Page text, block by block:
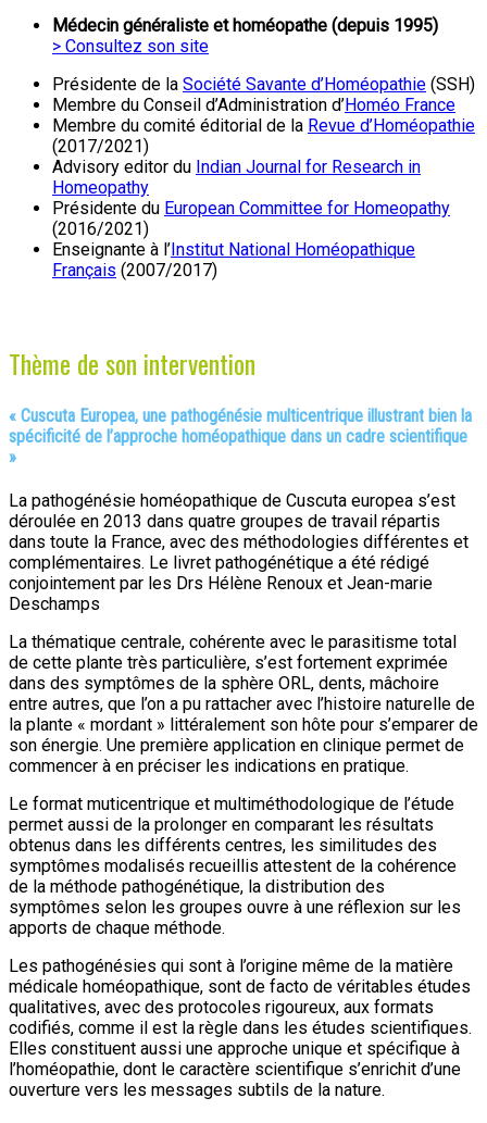
Médecin généraliste et homéopathe (depuis 1995)
> Consultez son site
Présidente de la Société Savante d’Homéopathie (SSH)
Membre du Conseil d’Administration d’Homéo France
Membre du comité éditorial de la Revue d’Homéopathie
(2017/2021)
Advisory editor du Indian Journal for Research in
Homeopathy
Présidente du European Committee for Homeopathy
(2016/2021)
Enseignante à l’Institut National Homéopathique
Français (2007/2017)
Thème de son intervention
« Cuscuta Europea, une pathogénésie multicentrique illustrant bien la
spécificité de l’approche homéopathique dans un cadre scientifique
»
La pathogénésie homéopathique de Cuscuta europea s’est
déroulée en 2013 dans quatre groupes de travail répartis
dans toute la France, avec des méthodologies différentes et
complémentaires. Le livret pathogénétique a été rédigé
conjointement par les Drs Hélène Renoux et Jean-marie
Deschamps
La thématique centrale, cohérente avec le parasitisme total
de cette plante très particulière, s’est fortement exprimée
dans des symptômes de la sphère ORL, dents, mâchoire
entre autres, que l’on a pu rattacher avec l’histoire naturelle de
la plante « mordant » littéralement son hôte pour s’emparer de
son énergie. Une première application en clinique permet de
commencer à en préciser les indications en pratique.
Le format muticentrique et multiméthodologique de l’étude
permet aussi de la prolonger en comparant les résultats
obtenus dans les différents centres, les similitudes des
symptômes modalisés recueillis attestent de la cohérence
de la méthode pathogénétique, la distribution des
symptômes selon les groupes ouvre à une réflexion sur les
apports de chaque méthode.
Les pathogénésies qui sont à l’origine même de la matière
médicale homéopathique, sont de facto de véritables études
qualitatives, avec des protocoles rigoureux, aux formats
codifiés, comme il est la règle dans les études scientifiques.
Elles constituent aussi une approche unique et spécifique à
l’homéopathie, dont le caractère scientifique s’enrichit d’une
ouverture vers les messages subtils de la nature.